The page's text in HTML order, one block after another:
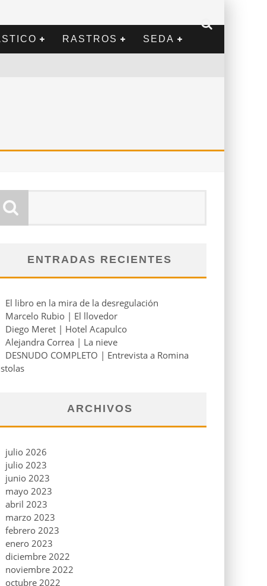
RASTROS SEDA
ENTRADAS RECIENTES
El libro en la mira de la desregulación
Marcelo Rubio | El llovedor
Diego Meret | Hotel Acapulco
Alejandra Correa | La nieve
DESNUDO COMPLETO | Entrevista a Romina
ARCHIVOS
julio 2026
julio 2023
junio 2023
mayo 2023
abril 2023
marzo 2023
febrero 2023
enero 2023
diciembre 2022
noviembre 2022
octubre 2022